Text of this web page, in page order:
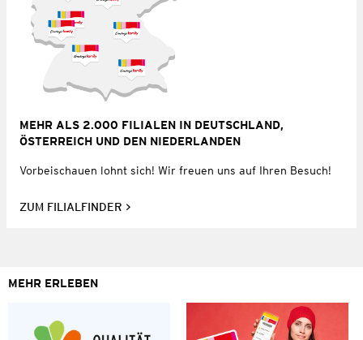
MEHR ALS 2.000 FILIALEN IN DEUTSCHLAND,
ÖSTERREICH UND DEN NIEDERLANDEN
Vorbeischauen lohnt sich! Wir freuen uns auf Ihren Besuch!
ZUM FILIALFINDER
MEHR ERLEBEN